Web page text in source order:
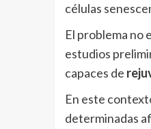
células
El problema no
estudios
capaces de
En este
determinadas